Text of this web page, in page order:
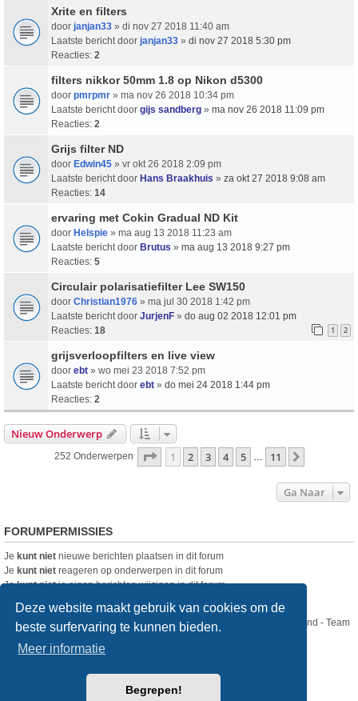
Deze website maakt gebruik van cookies om de
beste surfervaring te kunnen bieden.
Meer informatie
Begrepen!
Xrite en filters
door janjan33 » di nov 27 2018 11:40 am
Laatste bericht door janjan33 » di nov 27 2018 5:30 pm
Reacties: 2
filters nikkor 50mm 1.8 op Nikon d5300
door pmrpmr » ma nov 26 2018 10:34 pm
Laatste bericht door gijs sandberg » ma nov 26 2018 11:09 pm
Reacties: 2
Grijs filter ND
door Edwin45 » vr okt 26 2018 2:09 pm
Laatste bericht door Hans Braakhuis » za okt 27 2018 9:08 am
Reacties: 14
ervaring met Cokin Gradual ND Kit
door Helspie » ma aug 13 2018 11:23 am
Laatste bericht door Brutus » ma aug 13 2018 9:27 pm
Reacties: 5
Circulair polarisatiefilter Lee SW150
door Christian1976 » ma jul 30 2018 1:42 pm
Laatste bericht door JurjenF » do aug 02 2018 12:01 pm
Reacties: 18 1 2
grijsverloopfilters en live view
door ebt » wo mei 23 2018 7:52 pm
Laatste bericht door ebt » do mei 24 2018 1:44 pm
Reacties: 2
Nieuw Onderwerp
252 Onderwerpen Pagina Van11
1 2 3 4 5 11
Ga Naar
FORUMPERMISSIES
Je kunt niet nieuwe berichten plaatsen in dit forum
Je kunt niet reageren op onderwerpen in dit forum
Jekunt nietje eigen berichten wijzigen in dit forum
Nikon Club Nederland - Team
Forum
Copyright © Nikon Club Nederland 2023
® Forum Software © phpBB Limited